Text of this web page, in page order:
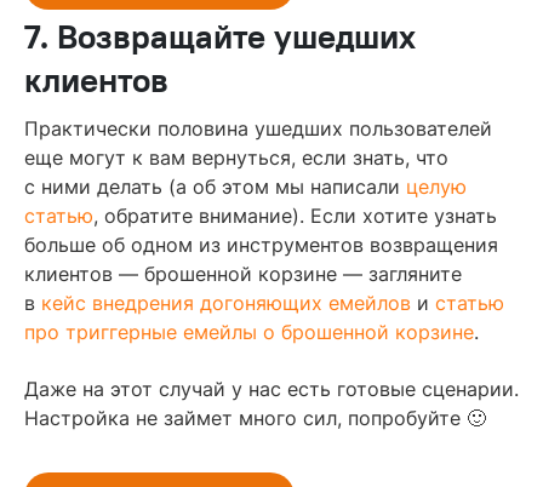
7. Возвращайте ушедших
клиентов
Практически половина ушедших пользователей
еще могут к вам вернуться, если знать, что
с ними делать (а об этом мы написали целую
статью, обратите внимание). Если хотите узнать
больше об одном из инструментов возвращения
клиентов — брошенной корзине — загляните
в кейс внедрения догоняющих емейлов и статью
про триггерные емейлы о брошенной корзине.
Даже на этот случай у нас есть готовые сценарии.
Настройка не займет много сил, попробуйте 🙂